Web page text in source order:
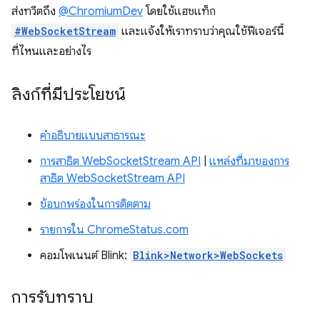
ส่งทวีตถึง @ChromiumDev โดยใช้แฮชแท็ก
#WebSocketStream และแจ้งให้เราทราบว่าคุณใช้ฟีเจอร์นี้
ที่ไหนและอย่างไร
ลิงก์ที่มีประโยชน์
คำอธิบายแบบสาธารณะ
การสาธิต WebSocketStream API
แหล่งที่มาของการ
สาธิต WebSocketStream API
ข้อบกพร่องในการติดตาม
รายการใน ChromeStatus.com
คอมโพเนนต์ Blink: Blink>Network>WebSockets
การรับทราบ